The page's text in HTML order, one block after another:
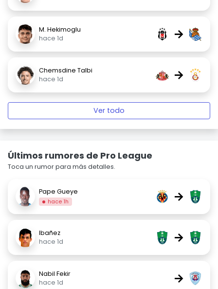
M. Hekimoglu
hace 1d
→
Chemsdine Talbi
hace 1d
→
Ver todo
Últimos rumores de Pro League
Toca un rumor para más detalles.
Pape Gueye
hace 1h →
Ibañez
hace 1d
→
Nabil Fekir
hace 1d
→